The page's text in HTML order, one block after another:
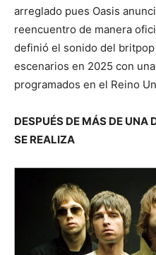
arreglado pues Oasis
reencuentro de manera
definió el sonido del
escenarios en 2025 con
programados en el Reino
DESPUÉS DE MÁS DE UNA
SE REALIZA